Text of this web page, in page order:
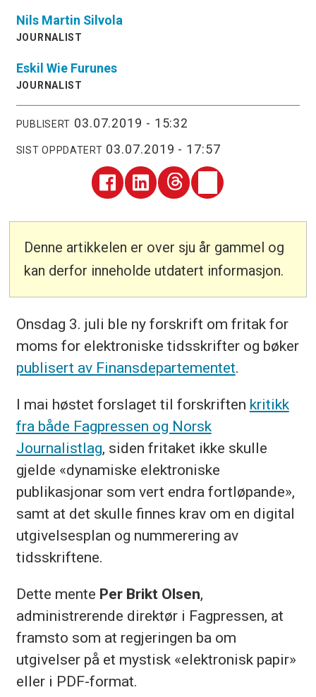
Nils Martin Silvola
JOURNALIST
Eskil Wie Furunes
JOURNALIST
PUBLISERT 03.07.2019 - 15:32
SIST OPPDATERT 03.07.2019 - 17:57
Denne artikkelen er over sju år gammel og
kan derfor inneholde utdatert informasjon.
Onsdag 3. juli ble ny forskrift om fritak for
moms for elektroniske tidsskrifter og bøker
publisert av Finansdepartementet.
I mai høstet forslaget til forskriften kritikk
fra både Fagpressen og Norsk
Journalistlag, siden fritaket ikke skulle
gjelde «dynamiske elektroniske
publikasjonar som vert endra fortløpande»,
samt at det skulle finnes krav om en digital
utgivelsesplan og nummerering av
tidsskriftene.
Dette mente Per Brikt Olsen,
administrerende direktør i Fagpressen, at
framsto som at regjeringen ba om
utgivelser på et mystisk «elektronisk papir»
eller i PDF-format.